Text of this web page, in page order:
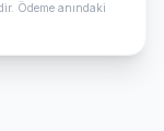
Ödeme anındaki